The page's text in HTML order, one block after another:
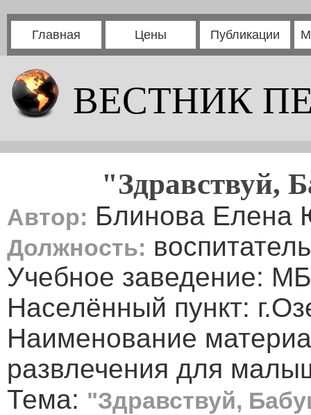
Главная Цены Публикации
ВЕСТНИК
"Здравствуй,
Автор: Блинова Елена
Должность: воспитатель
Учебное заведение:
Населённый пункт:
Наименование
развлечения для
Тема: "Здравствуй,